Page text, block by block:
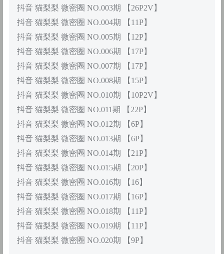
抖音 猫梨梨 微密圈 NO.003期 【26P2V】
抖音 猫梨梨 微密圈 NO.004期 【11P】
抖音 猫梨梨 微密圈 NO.005期 【12P】
抖音 猫梨梨 微密圈 NO.006期 【17P】
抖音 猫梨梨 微密圈 NO.007期 【17P】
抖音 猫梨梨 微密圈 NO.008期 【15P】
抖音 猫梨梨 微密圈 NO.010期 【10P2V】
抖音 猫梨梨 微密圈 NO.011期 【22P】
抖音 猫梨梨 微密圈 NO.012期 【6P】
抖音 猫梨梨 微密圈 NO.013期 【6P】
抖音 猫梨梨 微密圈 NO.014期 【21P】
抖音 猫梨梨 微密圈 NO.015期 【20P】
抖音 猫梨梨 微密圈 NO.016期 【16】
抖音 猫梨梨 微密圈 NO.017期 【16P】
抖音 猫梨梨 微密圈 NO.018期 【11P】
抖音 猫梨梨 微密圈 NO.019期 【11P】
抖音 猫梨梨 微密圈 NO.020期 【9P】